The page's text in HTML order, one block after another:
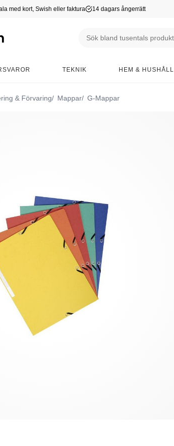
med kort, Swish eller faktura 14 dagars ångerrätt
TEKNIK HEM & HUSHÅLL
& Förvaring Mappar G-Mappar